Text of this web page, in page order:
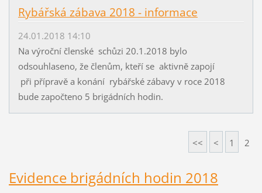
Rybářská zábava 2018 - informace
24.01.2018 14:10
Na výroční členské schůzi 20.1.2018 bylo
odsouhlaseno, že členům, kteří se aktivně zapojí
při přípravě a konání rybářské zábavy v roce 2018
bude započteno 5 brigádních hodin.
<< < 1 2
Evidence brigádních hodin 2018